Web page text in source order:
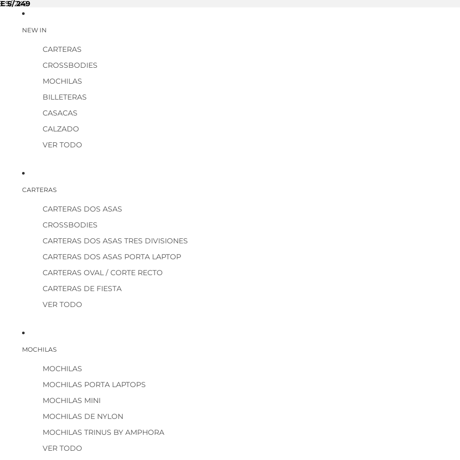
S/ 249
S/ 249
NEW IN
CARTERAS
CROSSBODIES
MOCHILAS
BILLETERAS
CASACAS
CALZADO
VER TODO
CARTERAS
CARTERAS DOS ASAS
CROSSBODIES
CARTERAS DOS ASAS TRES DIVISIONES
CARTERAS DOS ASAS PORTA LAPTOP
CARTERAS OVAL / CORTE RECTO
CARTERAS DE FIESTA
VER TODO
MOCHILAS
MOCHILAS
MOCHILAS PORTA LAPTOPS
MOCHILAS MINI
MOCHILAS DE NYLON
MOCHILAS TRINUS BY AMPHORA
VER TODO